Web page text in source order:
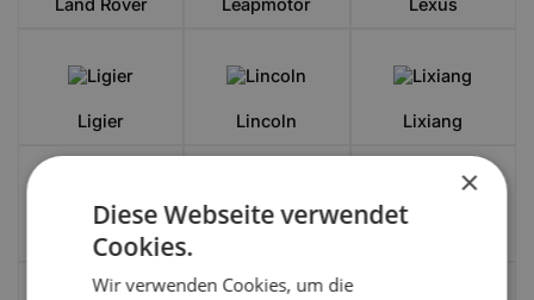
Ligier Lincoln Lixiang
Lotus
×
Diese Webseite verwendet
Cookies.
Wir verwenden Cookies, um die